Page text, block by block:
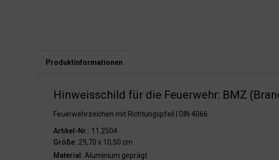
Produktinformationen
Hinweisschild für die Feuerwehr: BMZ
Feuerwehrzeichen mit Richtungspfeil | DIN 4066
Artikel-Nr.: 11.2504
Größe: 29,70 x 10,50 cm
Material: Aluminium geprägt